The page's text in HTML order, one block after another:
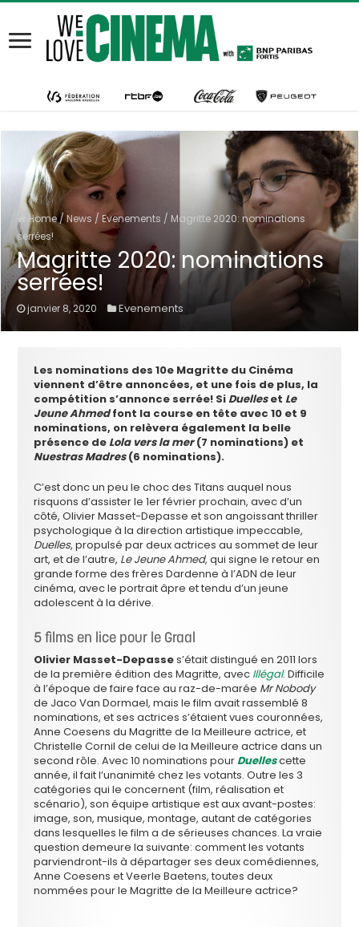
Home /News / Evenements / Magritte 2020: nominations
serrées!
Magritte 2020: nominations
serrées!
janvier 8, 2020 Evenements
Les nominations des 10e Magritte du Cinéma
viennent d’être annoncées, et une fois de plus, la
compétition s’annonce serrée! Si Duelleset Le
Jeune Ahmedfont la course en tête avec 10 et 9
nominations, on relèvera également la belle
présence de Lola vers la mer(7 nominations) et
Nuestras Madres(6 nominations).
C’est donc un peu le choc des Titans auquel nous
risquons d’assister le 1er février prochain, avec d’un
côté, Olivier Masset-Depasse et son angoissant thriller
psychologique à la direction artistique impeccable,
Duelles, propulsé par deux actrices au sommet de leur
art, et de l’autre, Le Jeune Ahmed, qui signe le retour en
grande forme des frères Dardenne à l’ADN de leur
cinéma, avec le portrait âpre et tendu d’un jeune
adolescent à la dérive.
5 films en lice pour le Graal
Olivier Masset-Depasses’était distingué en 2011 lors
de la première édition des Magritte, avec Illégal. Difficile
à l’époque de faire face au raz-de-marée Mr Nobody
de Jaco Van Dormael, mais le film avait rassemblé 8
nominations, et ses actrices s’étaient vues couronnées,
Anne Coesens du Magritte de la Meilleure actrice, et
Christelle Cornil de celui de la Meilleure actrice dans un
second rôle. Avec 10 nominations pour Duellescette
année, il fait l’unanimité chez les votants. Outre les 3
catégories qui le concernent (film, réalisation et
scénario), son équipe artistique est aux avant-postes:
image, son, musique, montage, autant de catégories
dans lesquelles le film a de sérieuses chances. La vraie
question demeure la suivante: comment les votants
parviendront-ils à départager ses deux comédiennes,
Anne Coesens et Veerle Baetens, toutes deux
nommées pour le Magritte de la Meilleure actrice?